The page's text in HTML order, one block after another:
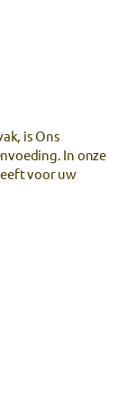
is Ons
In onze
voor uw